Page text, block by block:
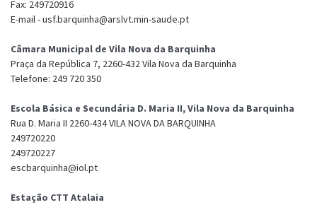
Fax: 249720916
E-mail - usf.barquinha@arslvt.min-saude.pt
Câmara Municipal de Vila Nova da Barquinha
Praça da República 7, 2260-432 Vila Nova da Barquinha
Telefone: 249 720 350
Escola Básica e Secundária D. Maria II, Vila Nova da Barquinha
Rua D. Maria II 2260-434 VILA NOVA DA BARQUINHA
249720220
249720227
escbarquinha@iol.pt
Estação CTT Atalaia